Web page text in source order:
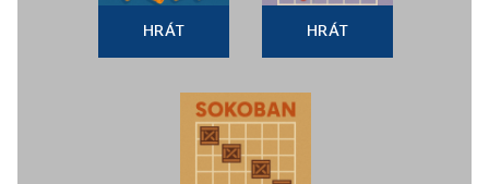
HRÁT HRÁT